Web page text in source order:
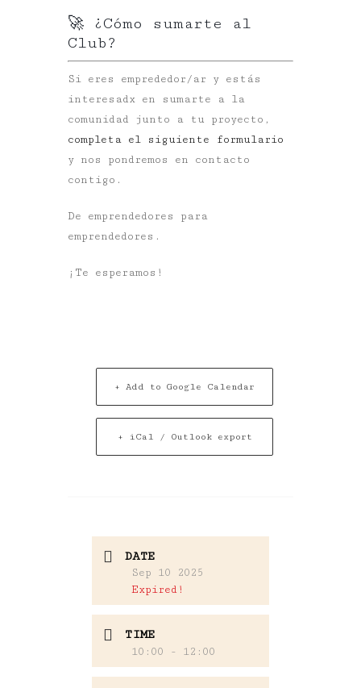
🚀 ¿Cómo sumarte al
Club?
Si eres emprededor/ar y estás
interesadx en sumarte a la
comunidad junto a tu proyecto,
completa el siguiente formulario
y nos pondremos en contacto
contigo.
De emprendedores para
emprendedores.
¡Te esperamos!
+ Add to Google Calendar
+ iCal / Outlook export
DATE
Sep 10 2025
Expired!
TIME
10:00 - 12:00